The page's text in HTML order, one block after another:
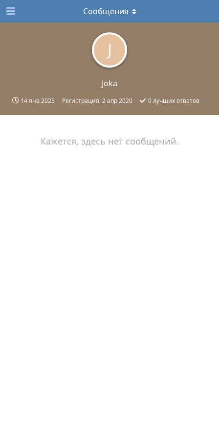
J
Joka
14 янв 2025 Регистрация:2 апр 2020 0лучших ответов
Сообщения
Кажется, здесь нет сообщений.